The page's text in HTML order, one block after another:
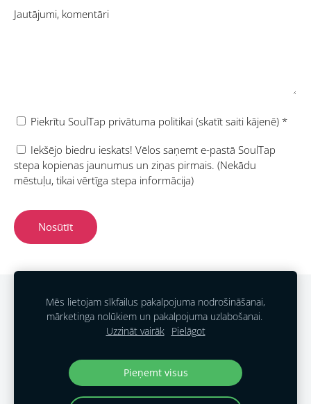
Jautājumi, komentāri
Piekrītu SoulTap privātuma politikai (skatīt saiti kājenē) *
Iekšējo biedru ieskats! Vēlos saņemt e-pastā SoulTap
stepa kopienas jaunumus un ziņas pirmais. (Nekādu
mēstuļu, tikai vērtīga stepa informācija)
PIETEIKTIES NODARBĪBĀM!
PRIVĀTUMA POLITIKA
SĪKDATNES
Soul Tap Studio
Mēs lietojam sīkfailus pakalpojuma nodrošināšanai,
mārketinga nolūkiem un pakalpojuma uzlabošanai.
Uzzināt vairāk
Pielāgot
Pieņemt visus